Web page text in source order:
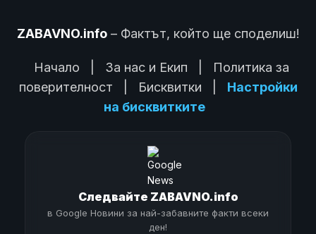
ZABAVNO.info– Фактът, който ще споделиш!
Начало За нас и Екип
Политика за
поверителност
Бисквитки
Настройки
на бисквитките
Следвайте ZABAVNO.info
в Google Новини за най-забавните факти всеки
ден!